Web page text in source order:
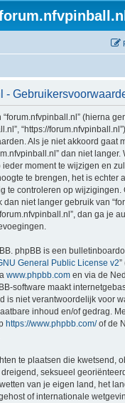
-
(hierna
“https://
Als je niet akkoord gaat
dan niet langer.
moment te wijzigen en
te brengen, het is echter
te controleren op wijzigingen.
niet langer gebruik van
dan ga je
phpBB is een
General Public License v2
www.phpbb.com en via de
software maakt
is niet verantwoordelijk voor
inhoud en/of gedrag.
https://www.phpbb.com/of de
te plaatsen die kwetsend,
seksueel
van je eigen land, het
of internationale